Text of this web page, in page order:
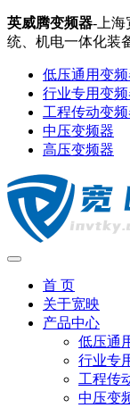
英威腾变频器-上海
统、机电一体化装
低压通用变频
行业专用变频
工程传动变
中压变频器
高压变频器
首 页
关于宽映
产品中心
低压通
行业专
工程传
中压变